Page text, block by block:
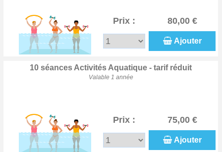
Prix : 80,00 €
Ajouter
10 séances Activités Aquatique - tarif réduit
Valable 1 année
Prix : 75,00 €
Ajouter